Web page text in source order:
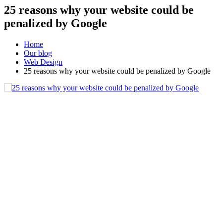
25 reasons why your website could be
penalized by Google
Home
Our blog
Web Design
25 reasons why your website could be penalized by Google